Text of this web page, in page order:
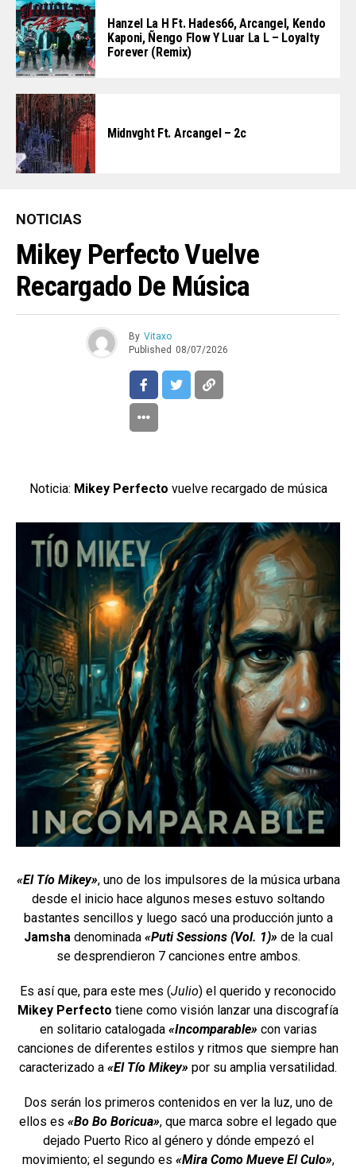
Hanzel La H Ft. Hades66, Arcangel, Kendo
Kaponi, Ñengo Flow Y Luar La L – Loyalty
Forever (Remix)
Midnvght Ft. Arcangel – 2c
NOTICIAS
Mikey Perfecto Vuelve
Recargado De Música
By Vitaxo
Published 08/07/2026
Noticia: Mikey Perfecto vuelve recargado de música
«El Tío Mikey», uno de los impulsores de la música urbana
desde el inicio hace algunos meses estuvo soltando
bastantes sencillos y luego sacó una producción junto a
Jamsha denominada «Puti Sessions (Vol. 1)»de la cual
se desprendieron 7 canciones entre ambos.
Es así que, para este mes (Julio) el querido y reconocido
Mikey Perfecto tiene como visión lanzar una discografía
en solitario catalogada «Incomparable»con varias
canciones de diferentes estilos y ritmos que siempre han
caracterizado a «El Tío Mikey» por su amplia versatilidad.
Dos serán los primeros contenidos en ver la luz, uno de
ellos es «Bo Bo Boricua», que marca sobre el legado que
dejado Puerto Rico al género y dónde empezó el
movimiento; el segundo es «Mira Como Mueve El Culo»,